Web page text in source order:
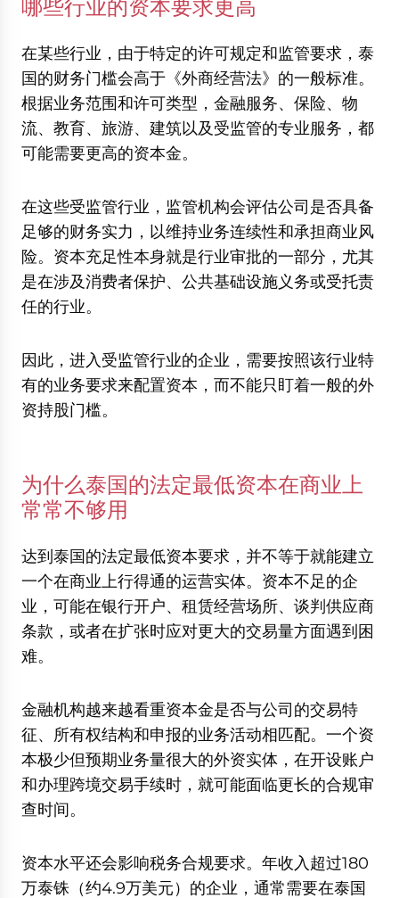
哪些行业的资本要求更高
在某些行业，由于特定的许可规定和监管要求，泰
国的财务门槛会高于《外商经营法》的一般标准。
根据业务范围和许可类型，金融服务、保险、物
流、教育、旅游、建筑以及受监管的专业服务，都
可能需要更高的资本金。
在这些受监管行业，监管机构会评估公司是否具备
足够的财务实力，以维持业务连续性和承担商业风
险。资本充足性本身就是行业审批的一部分，尤其
是在涉及消费者保护、公共基础设施义务或受托责
任的行业。
因此，进入受监管行业的企业，需要按照该行业特
有的业务要求来配置资本，而不能只盯着一般的外
资持股门槛。
为什么泰国的法定最低资本在商业上
常常不够用
达到泰国的法定最低资本要求，并不等于就能建立
一个在商业上行得通的运营实体。资本不足的企
业，可能在银行开户、租赁经营场所、谈判供应商
条款，或者在扩张时应对更大的交易量方面遇到困
难。
金融机构越来越看重资本金是否与公司的交易特
征、所有权结构和申报的业务活动相匹配。一个资
本极少但预期业务量很大的外资实体，在开设账户
和办理跨境交易手续时，就可能面临更长的合规审
查时间。
资本水平还会影响税务合规要求。年收入超过180
万泰铢（约4.9万美元）的企业，通常需要在泰国